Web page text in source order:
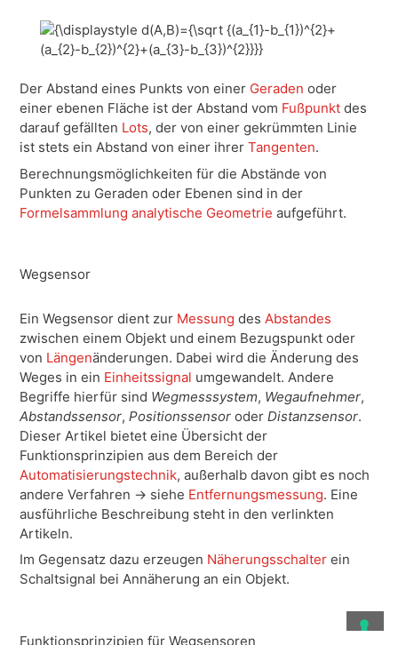
Der Abstand eines Punkts von einer Geraden oder
einer ebenen Fläche ist der Abstand vom Fußpunkt des
darauf gefällten Lots, der von einer gekrümmten Linie
ist stets ein Abstand von einer ihrer Tangenten.
Berechnungsmöglichkeiten für die Abstände von
Punkten zu Geraden oder Ebenen sind in der
Formelsammlung analytische Geometrie aufgeführt.
Wegsensor
Ein Wegsensor dient zur Messung des Abstandes
zwischen einem Objekt und einem Bezugspunkt oder
von Längenänderungen. Dabei wird die Änderung des
Weges in ein Einheitssignal umgewandelt. Andere
Begriffe hierfür sind Wegmesssystem, Wegaufnehmer,
Abstandssensor, Positionssensor oder Distanzsensor.
Dieser Artikel bietet eine Übersicht der
Funktionsprinzipien aus dem Bereich der
Automatisierungstechnik, außerhalb davon gibt es noch
andere Verfahren → siehe Entfernungsmessung. Eine
ausführliche Beschreibung steht in den verlinkten
Artikeln.
Im Gegensatz dazu erzeugen Näherungsschalter ein
Schaltsignal bei Annäherung an ein Objekt.
Funktionsprinzipien für Wegsensoren